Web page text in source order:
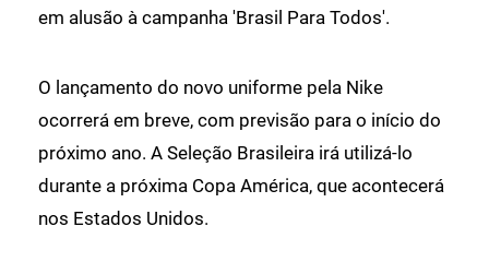
em alusão à campanha 'Brasil Para Todos'.
O lançamento do novo uniforme pela Nike
ocorrerá em breve, com previsão para o início do
próximo ano. A Seleção Brasileira irá utilizá-lo
durante a próxima Copa América, que acontecerá
nos Estados Unidos.